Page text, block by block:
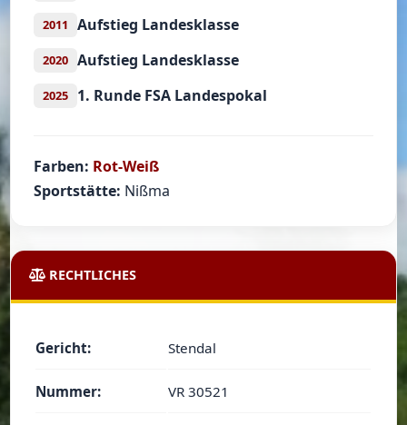
2011 Aufstieg Landesklasse
2020 Aufstieg Landesklasse
2025 1. Runde FSA Landespokal
Farben: Rot-Weiß
Sportstätte: Nißma
RECHTLICHES
Gericht: Stendal
Nummer: VR 30521